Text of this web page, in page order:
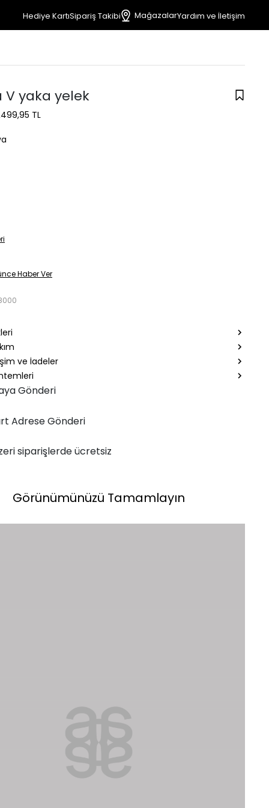
Hediye KartıSipariş Takibi MağazalarYardım ve İletişim
V yaka yelek
TL
Haber Ver
ve İadeler
Gönderi
Adrese Gönderi
siparişlerde ücretsiz
Görünümünüzü Tamamlayın